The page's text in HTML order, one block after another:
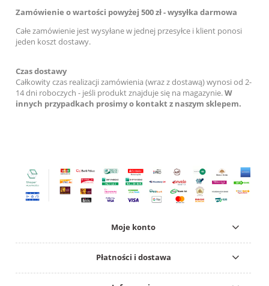
Zamówienie o wartości powyżej 500 zł - wysyłka darmowa
Całe zamówienie jest wysyłane w jednej przesyłce i klient ponosi
jeden koszt dostawy.
Czas dostawy
Całkowity czas realizacji zamówienia (wraz z dostawą) wynosi od 2-
14 dni roboczych - jeśli produkt znajduje się na magazynie.W
innych przypadkach prosimy o kontakt z naszym sklepem.
Moje konto
Płatności i dostawa